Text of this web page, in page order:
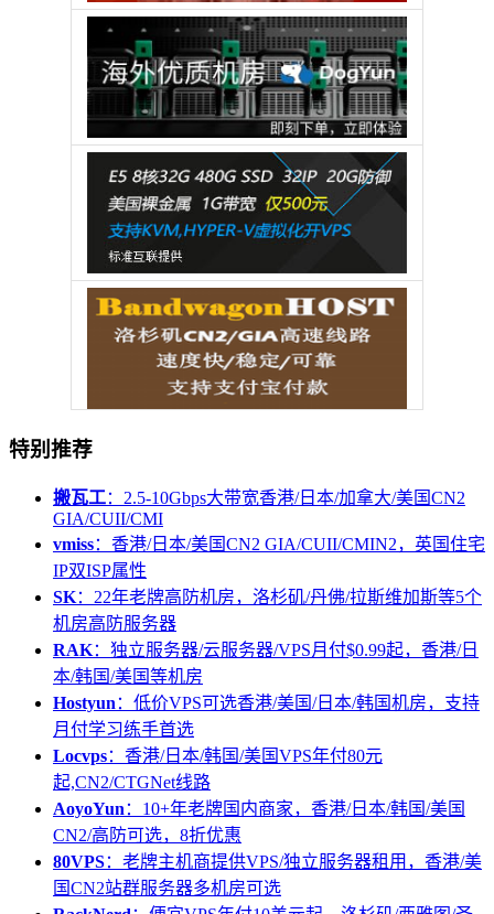
特别推荐
搬瓦工：2.5-10Gbps大带宽香港/日本/加拿大/美国CN2
GIA/CUII/CMI
vmiss：香港/日本/美国CN2 GIA/CUII/CMIN2，英国住宅
IP双ISP属性
SK：22年老牌高防机房，洛杉矶/丹佛/拉斯维加斯等5个
机房高防服务器
RAK：独立服务器/云服务器/VPS月付$0.99起，香港/日
本/韩国/美国等机房
Hostyun ：低价VPS可选香港/美国/日本/韩国机房，支持
月付学习练手首选
Locvps：香港/日本/韩国/美国VPS年付80元
起,CN2/CTGNet线路
AoyoYun ：10+年老牌国内商家，香港/日本/韩国/美国
CN2/高防可选，8折优惠
80VPS：老牌主机商提供VPS/独立服务器租用，香港/美
国CN2站群服务器多机房可选